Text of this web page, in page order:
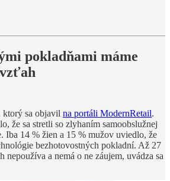
pokladňami máme
sa objavil na portáli ModernRetail.
že sa stretli so zlyhaním samoobslužnej
Iba 14 % žien a 15 % mužov uviedlo, že
bezhotovostných pokladní. Až 27
nepoužíva a nemá o ne záujem, uvádza sa